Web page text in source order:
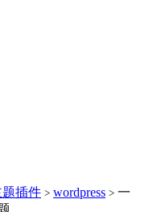
题插件 > wordpress > 一